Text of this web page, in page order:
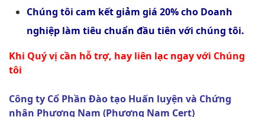
Chúng tôi cam kết giảm giá 20% cho Doanh
nghiệp làm tiêu chuẩn đầu tiên với chúng tôi.
Khi Quý vị cần hỗ trợ, hay liên lạc ngay với Chúng
tôi
Công ty Cổ Phần Đào tạo Huấn luyện và Chứng
nhận Phương Nam (Phương Nam Cert)